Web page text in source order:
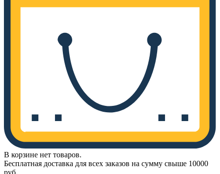
В корзине нет товаров.
Бесплатная доставка для всех заказов на сумму свыше 10000
руб.